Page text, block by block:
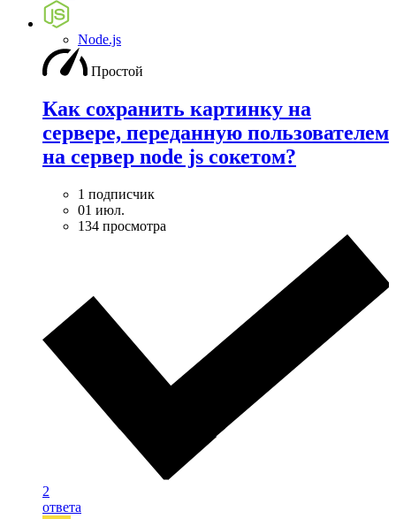
Node.js
Простой
Как сохранить картинку на
сервере, переданную пользователем
на сервер node js сокетом?
1 подписчик
01 июл.
134 просмотра
2
ответа